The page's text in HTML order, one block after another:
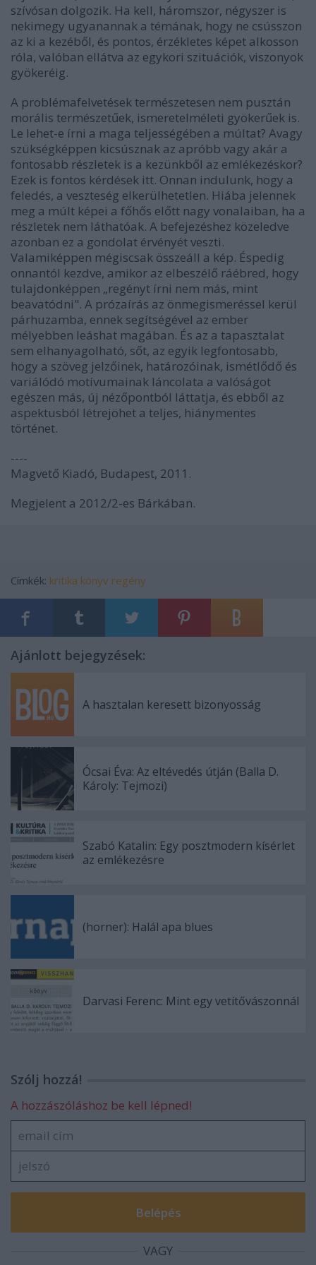
szívósan dolgozik. Ha kell, háromszor, négyszer is
nekimegy ugyanannak a témának, hogy ne csússzon
az ki a kezéből, és pontos, érzékletes képet alkosson
róla, valóban ellátva az egykori szituációk, viszonyok
gyökeréig.
A problémafelvetések természetesen nem pusztán
morális természetűek, ismeretelméleti gyökerűek is.
Le lehet-e írni a maga teljességében a múltat? Avagy
szükségképpen kicsúsznak az apróbb vagy akár a
fontosabb részletek is a kezünkből az emlékezéskor?
Ezek is fontos kérdések itt. Onnan indulunk, hogy a
feledés, a veszteség elkerülhetetlen. Hiába jelennek
meg a múlt képei a főhős előtt nagy vonalaiban, ha a
részletek nem láthatóak. A befejezéshez közeledve
azonban ez a gondolat érvényét veszti.
Valamiképpen mégiscsak összeáll a kép. Éspedig
onnantól kezdve, amikor az elbeszélő ráébred, hogy
tulajdonképpen „regényt írni nem más, mint
beavatódni". A prózaírás az önmegismeréssel kerül
párhuzamba, ennek segítségével az ember
mélyebben leáshat magában. És az a tapasztalat
sem elhanyagolható, sőt, az egyik legfontosabb,
hogy a szöveg jelzőinek, határozóinak, ismétlődő és
variálódó motívumainak láncolata a valóságot
egészen más, új nézőpontból láttatja, és ebből az
aspektusból létrejöhet a teljes, hiánymentes
történet.
----
Magvető Kiadó, Budapest, 2011.
Megjelent a 2012/2-es Bárkában.
Címkék: kritika könyv regény
Ajánlott bejegyzések:
A hasztalan keresett bizonyosság
Ócsai Éva: Az eltévedés útján (Balla D.
Károly: Tejmozi)
Szabó Katalin: Egy posztmodern kísérlet
az emlékezésre
(horner): Halál apa blues
Darvasi Ferenc: Mint egy vetítővászonnál
Szólj hozzá!
A hozzászóláshoz be kell lépned!
VAGY